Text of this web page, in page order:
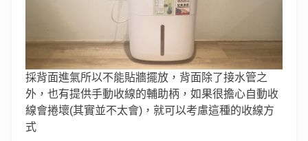
採背面進氣所以不能貼牆擺放，背面除了接水管之
外，也有提供手動收線的輔助柄，如果很擔心自動收
線會捲壞(其實並不太會)，就可以考慮這種的收線方
式